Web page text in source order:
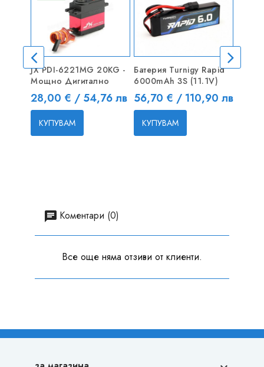
JX PDI-6221MG 20KG -
Мощно Дигитално
Цена
28,00 € / 54,76 лв
КУПУВАМ
Батерия Turnigy Rapid
6000mAh 3S (11.1V)
Цена
56,70 € / 110,90 лв
КУПУВАМ
Коментари (0)
Все още няма отзиви от клиенти.